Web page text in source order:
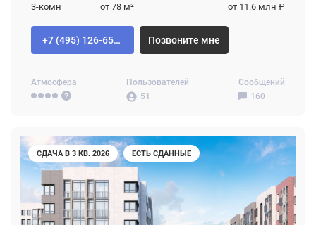
Атмосфера
Пользователей
51
Сообщений
160
3-комн от 78 м² от 11.6 млн ₽
+7 (495) 126-65-04 Позвоните мне
СДАЧА В 3 КВ. 2026 ЕСТЬ СДАННЫЕ